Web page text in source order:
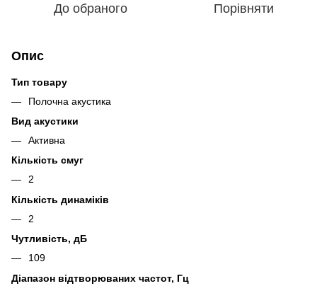
До обраного Порівняти
Опис
Тип товару
Полочна акустика
Вид акустики
Активна
Кількість смуг
2
Кількість динаміків
2
Чутливість, дБ
109
Діапазон відтворюваних частот, Гц